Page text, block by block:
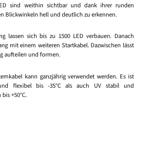
sind weithin sichtbar und dank ihrer runden
Blickwinkeln hell und deutlich zu erkennen.
lassen sich bis zu 1500 LED verbauen. Danach
mit einem weiteren Startkabel. Dazwischen lässt
aufteilen und formen.
kann ganzjährig verwendet werden. Es ist
flexibel bis -35°C als auch UV stabil und
+50°C.